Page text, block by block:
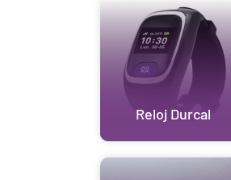
Reloj Durcal